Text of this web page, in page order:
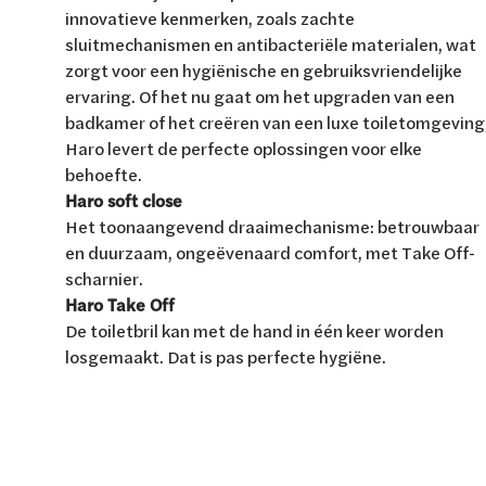
Ontdek verwarming & koeling
Alles over verwarming & koeling
Van Marcke Lab
Ontdek de badkamer
Alles voor de badkamer
Ontdek duurzaam wonen
Alles over duurzaam wonen
Ontdek waterbehandeling
Alles over waterbehandeling
innovatieve kenmerken, zoals zachte
sluitmechanismen en antibacteriële materialen, wat
zorgt voor een hygiënische en gebruiksvriendelijke
ervaring. Of het nu gaat om het upgraden van een
badkamer of het creëren van een luxe
Haro levert de perfecte oplossingen voor elke
behoefte.
Haro soft close
Het toonaangevend draaimechanisme: betrouwbaar
en duurzaam, ongeëvenaard comfort, met Take Off-
scharnier.
Haro Take Off
De toiletbril kan met de hand in één keer worden
losgemaakt. Dat is pas perfecte hygiëne.